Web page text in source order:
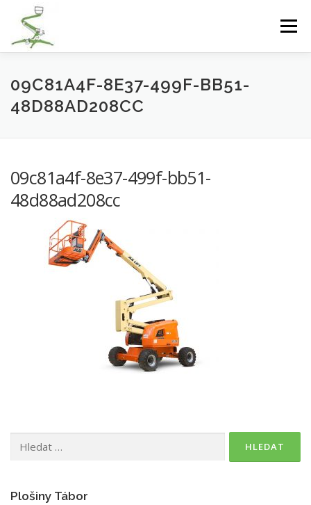
Přeskočit
obsah
Menu
PLOŠINY TÁBOR TERÉNNÍ PLOŠINY
MANIPULAČNÍ TECHNIKA GALERIE
09C81A4F-8E37-499F-BB51-
48D88AD208CC
09c81a4f-8e37-499f-bb51-
48d88ad208cc
Plošiny Tábor